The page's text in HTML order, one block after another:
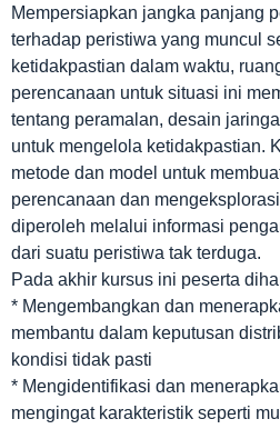
Mempersiapkan jangka panjang
terhadap peristiwa yang muncul
ketidakpastian dalam waktu,
perencanaan untuk situasi ini
tentang peramalan, desain
untuk mengelola ketidakpastian.
metode dan model untuk
perencanaan dan
diperoleh melalui informasi
dari suatu peristiwa tak terduga.
Pada akhir kursus ini peserta
* Mengembangkan dan
membantu dalam keputusan
kondisi tidak pasti
* Mengidentifikasi dan
mengingat karakteristik seperti